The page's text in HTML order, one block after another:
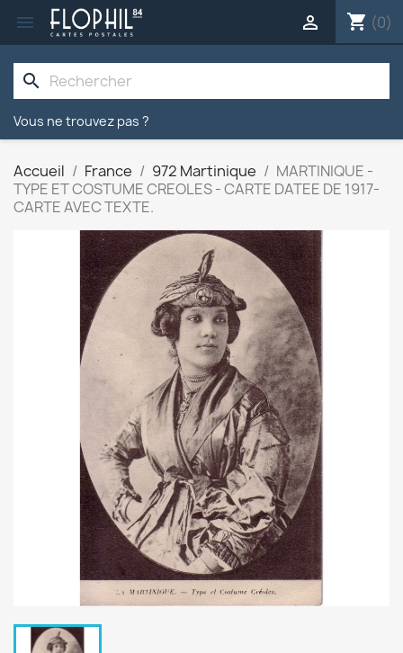
 shopping_cart (0)

search
Vous ne trouvez pas ?
Accueil France 972 Martinique
MARTINIQUE -
TYPE ET COSTUME CREOLES - CARTE DATEE DE 1917-
CARTE AVEC TEXTE.